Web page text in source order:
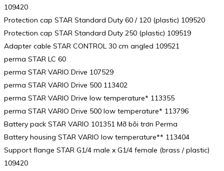
109420
Protection cap STAR Standard Duty 60 / 120 (plastic) 109520
Protection cap STAR Standard Duty 250 (plastic) 109519
Adapter cable STAR CONTROL 30 cm angled 109521
perma STAR LC 60
perma STAR VARIO Drive 107529
perma STAR VARIO Drive 500 113402
perma STAR VARIO Drive low temperature* 113355
perma STAR VARIO Drive 500 low temperature* 113796
Battery pack STAR VARIO 101351 Mỡ bôi trơn Perma
Battery housing STAR VARIO low temperature** 113404
Support flange STAR G1/4 male x G1/4 female (brass / plastic)
109420